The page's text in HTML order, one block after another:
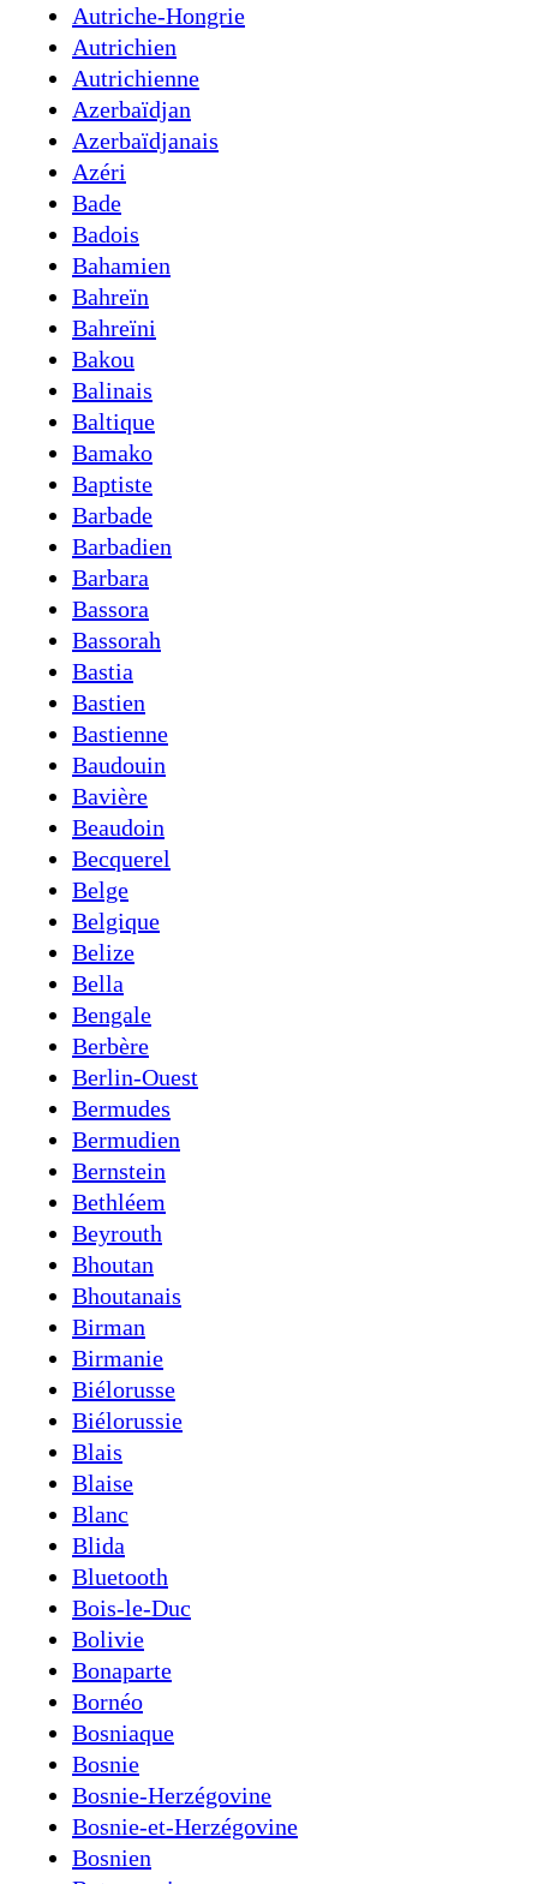
Autriche-Hongrie
Autrichien
Autrichienne
Azerbaïdjan
Azerbaïdjanais
Azéri
Bade
Badois
Bahamien
Bahreïn
Bahreïni
Bakou
Balinais
Baltique
Bamako
Baptiste
Barbade
Barbadien
Barbara
Bassora
Bassorah
Bastia
Bastien
Bastienne
Baudouin
Bavière
Beaudoin
Becquerel
Belge
Belgique
Belize
Bella
Bengale
Berbère
Berlin-Ouest
Bermudes
Bermudien
Bernstein
Bethléem
Beyrouth
Bhoutan
Bhoutanais
Birman
Birmanie
Biélorusse
Biélorussie
Blais
Blaise
Blanc
Blida
Bluetooth
Bois-le-Duc
Bolivie
Bonaparte
Bornéo
Bosniaque
Bosnie
Bosnie-Herzégovine
Bosnie-et-Herzégovine
Bosnien